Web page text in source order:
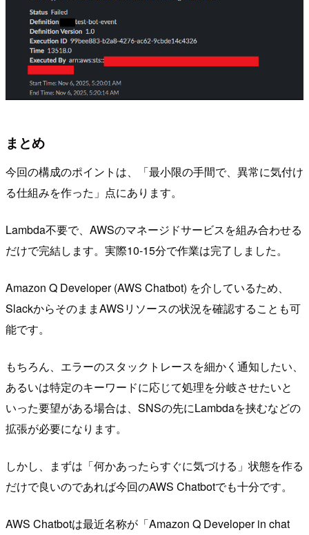
まとめ
今回の構成のポイントは、「最小限の手間で、異常に気付け
る仕組みを作った」点にあります。
Lambda不要で、AWSのマネージドサービスを組み合わせる
だけで完結します。実際10-15分で作業は完了しました。
Amazon Q Developer (AWS Chatbot) を介しているため、
SlackからそのままAWSリソースの状況を確認することも可
能です。
もちろん、エラーのスタックトレースを細かく通知したい、
あるいは特定のキーワードに応じて処理を分岐させたいと
いった要望がある場合は、SNSの先にLambdaを挟むなどの
拡張が必要になります。
しかし、まずは「何かあったらすぐに気づける」状態を作る
だけで良いのであれば今回のAWS Chatbotでも十分です。
AWS Chatbotは最近名称が「Amazon Q Developer in chat